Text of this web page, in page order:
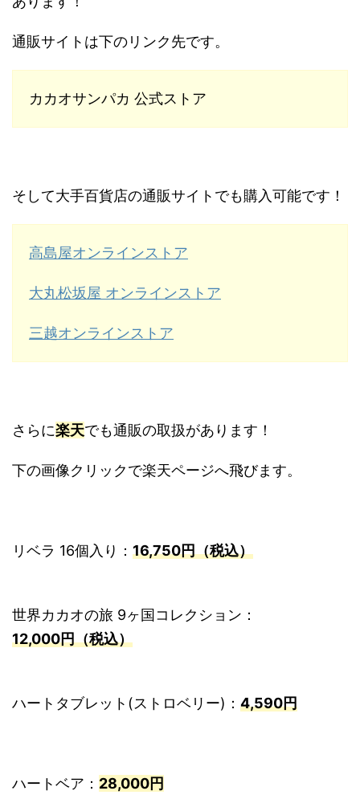
通販サイトは下のリンク先です。
カカオサンパカ 公式ストア
そして大手百貨店の通販サイトでも購入可能です！
高島屋オンラインストア
大丸松坂屋 オンラインストア
三越オンラインストア
さらに楽天でも通販の取扱があります！
下の画像クリックで楽天ページへ飛びます。
リベラ 16個入り： 16,750円（税込）
世界カカオの旅 9ヶ国コレクション：
12,000円（税込）
ハートタブレット(ストロベリー)： 4,590円
ハートベア： 28,000円